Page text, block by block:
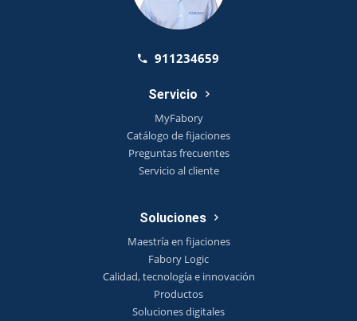
911234659
Servicio
MyFabory
Catálogo de fijaciones
Preguntas frecuentes
Servicio al cliente
Soluciones
Maestría en fijaciones
Fabory Logic
Calidad, tecnología e innovación
Productos
Soluciones digitales